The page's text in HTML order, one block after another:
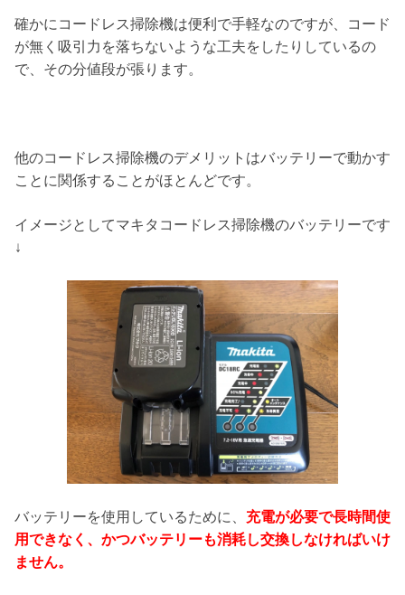
確かにコードレス掃除機は便利で手軽なのですが、コード
が無く吸引力を落ちないような工夫をしたりしているの
で、その分値段が張ります。
他のコードレス掃除機のデメリットはバッテリーで動かす
ことに関係することがほとんどです。
イメージとしてマキタコードレス掃除機のバッテリーです
↓
バッテリーを使用しているために、 充電が必要で長時間使
用できなく、かつバッテリーも消耗し交換しなければいけ
ません。